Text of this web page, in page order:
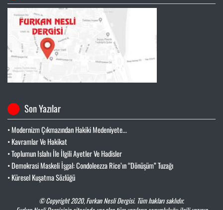
Son Yazılar
• Modernizm Çıkmazından Hakiki Medeniyete...
• Kavramlar Ve Hakikat
• Toplumun Islahı İle İlgili Ayetler Ve Hadisler
• Demokrasi Maskeli İşgal: Condoleezza Rice’ın “Dönüşüm” Tuzağı
• Küresel Kuşatma Sözlüğü
© Copyright 2020,Furkan Nesli Dergisi. Tüm hakları saklıdır.